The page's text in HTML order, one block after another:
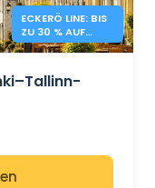
ECKERÖ LINE: BIS
ZU 30 % AUF
HELSINKI –